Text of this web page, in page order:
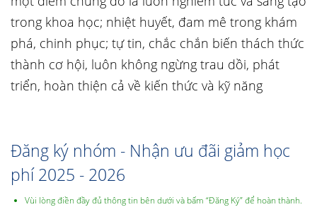
trong khoa học; nhiệt huyết, đam mê trong khám
phá, chinh phục; tự tin, chắc chắn biến thách thức
thành cơ hội, luôn không ngừng trau dồi, phát
triển, hoàn thiện cả về kiến thức và kỹ năng
Đăng ký nhóm - Nhận ưu đãi giảm học
phí 2025 - 2026
Vùi lòng điền đầy đủ thông tin bên dưới và bấm “Đăng Ký” để hoàn thành.